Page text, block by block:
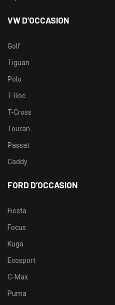
VW D’OCCASION
Golf
Tiguan
Polo
T-Roc
T-Cross
Touran
Passat
Caddy
FORD D’OCCASION
Fiesta
Focus
Kuga
Ecosport
C-Max
Puma